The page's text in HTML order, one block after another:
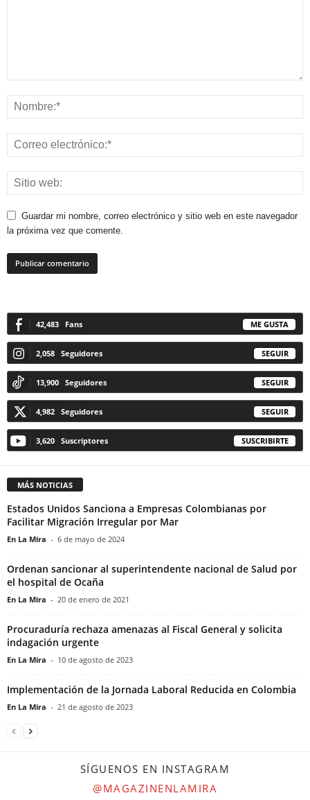
Guardar mi nombre, correo electrónico y sitio web en este navegador
la próxima vez que comente.
42,483 Fans ME GUSTA
2,058 Seguidores SEGUIR
13,900 Seguidores SEGUIR
4,982 Seguidores SEGUIR
3,620 Suscriptores SUSCRIBIRTE
MÁS NOTICIAS
Estados Unidos Sanciona a Empresas Colombianas por
Facilitar Migración Irregular por Mar
En La Mira - 6 de mayo de 2024
Ordenan sancionar al superintendente nacional de Salud por
el hospital de Ocaña
En La Mira - 20 de enero de 2021
Procuraduría rechaza amenazas al Fiscal General y solicita
indagación urgente
En La Mira - 10 de agosto de 2023
Implementación de la Jornada Laboral Reducida en Colombia
En La Mira - 21 de agosto de 2023
SÍGUENOS EN INSTAGRAM
@MAGAZINENLAMIRA